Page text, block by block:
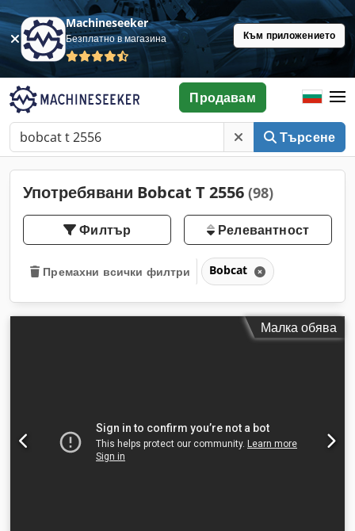
Machineseeker
Безплатно в магазина Към приложението
Търсене
Продавам
Употребявани Bobcat T 2556 (98)
Филтър Релевантност
Премахни всички филтри Bobcat
Малка обява